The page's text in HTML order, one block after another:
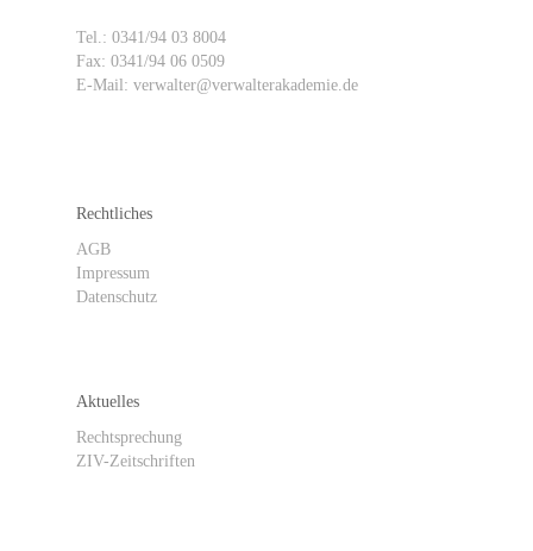
Tel.: 0341/94 03 8004
Fax: 0341/94 06 0509
E-Mail: verwalter@verwalterakademie.de
Rechtliches
AGB
Impressum
Datenschutz
Aktuelles
Rechtsprechung
ZIV-Zeitschriften